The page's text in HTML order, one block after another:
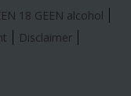
18 GEEN alcohol
Disclaimer